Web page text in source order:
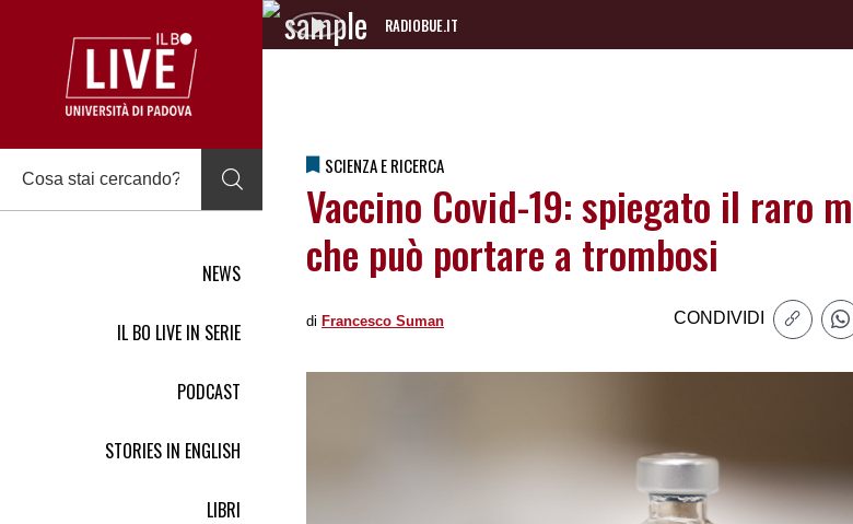
NEWS
IL BO LIVE IN SERIE
PODCAST
STORIES IN ENGLISH
LIBRI
RADIOBUE.IT
Audio
SCIENZA E RICERCA
Vaccino Covid-19: spiegato il raro
che può portare a trombosi
di Francesco Suman CONDIVIDI